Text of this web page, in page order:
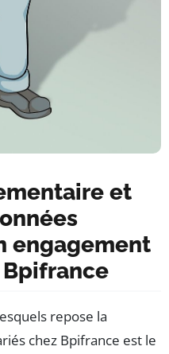
et
engagement
repose la
chez Bpifrance est le